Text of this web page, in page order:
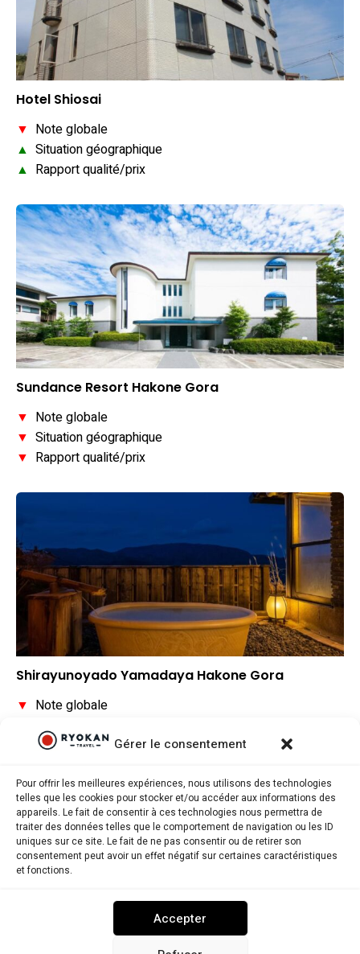
Gérer le consentement
Pour offrir les meilleures expériences, nous utilisons des technologies
telles que les cookies pour stocker et/ou accéder aux informations des
appareils. Le fait de consentir à ces technologies nous permettra de
traiter des données telles que le comportement de navigation ou les ID
uniques sur ce site. Le fait de ne pas consentir ou de retirer son
consentement peut avoir un effet négatif sur certaines caractéristiques
et fonctions.
Accepter
Hotel Shiosai
▼ Note globale
▲ Situation géographique
▲ Rapport qualité/prix
Sundance Resort Hakone Gora
▼ Note globale
▼ Situation géographique
▼ Rapport qualité/prix
Shirayunoyado Yamadaya Hakone Gora
▼ Note globale
Rapport qualité/prix
Ryokantravel.fr © Copyright 2025. Tous droits réservés.
MENTIONS LÉGALES POLITIQUE DE CONFIDENTIALITÉ